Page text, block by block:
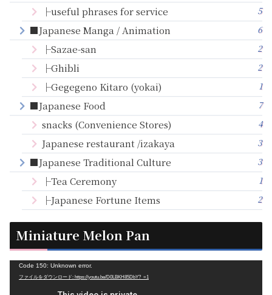
├useful phrases for service 5
■Japanese Manga / Animation 6
├Sazae-san 2
├Ghibli 2
├Gegegeno Kitaro (yokai) 1
■Japanese Food 7
snacks (Convenience Stores) 4
Japanese restaurant /izakaya 3
■Japanese Traditional Culture 3
├Tea Ceremony 1
├Japanese Fortune Items 2
Miniature Melon Pan
Code 150: Unknown error.
ファイルをダウンロード: https://youtu.be/D0LBKH85DbY?_=1